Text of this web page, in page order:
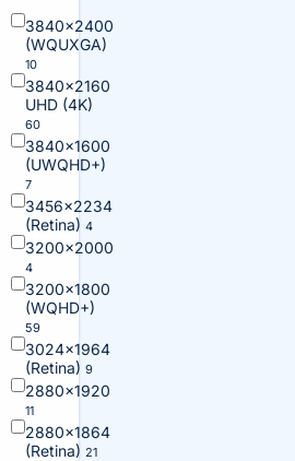
3840×2400
(WQUXGA)
10
3840×2160
UHD (4K)
60
3840×1600
(UWQHD+)
7
3456×2234
(Retina) 4
3200×2000
4
3200×1800
(WQHD+)
59
3024×1964
(Retina) 9
2880×1920
11
2880×1864
(Retina) 21